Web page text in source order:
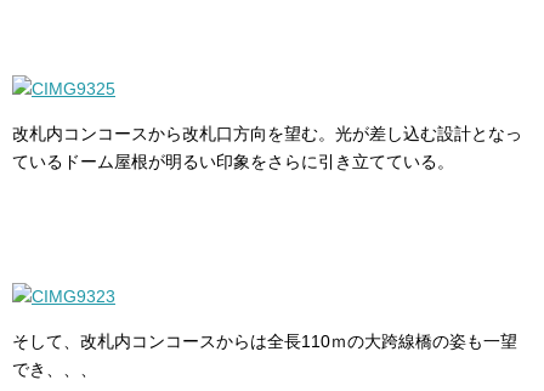
改札内コンコースから改札口方向を望む。光が差し込む設計となっ
ているドーム屋根が明るい印象をさらに引き立てている。
そして、改札内コンコースからは全長110ｍの大跨線橋の姿も一望
でき、、、